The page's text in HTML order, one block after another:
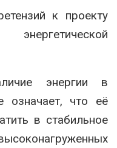
к проекту
энергии в
означает, что её
в стабильное